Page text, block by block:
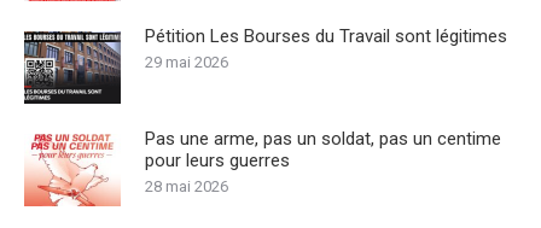
Pétition Les Bourses du Travail sont légitimes
29 mai 2026
Pas une arme, pas un soldat, pas un centime
pour leurs guerres
28 mai 2026